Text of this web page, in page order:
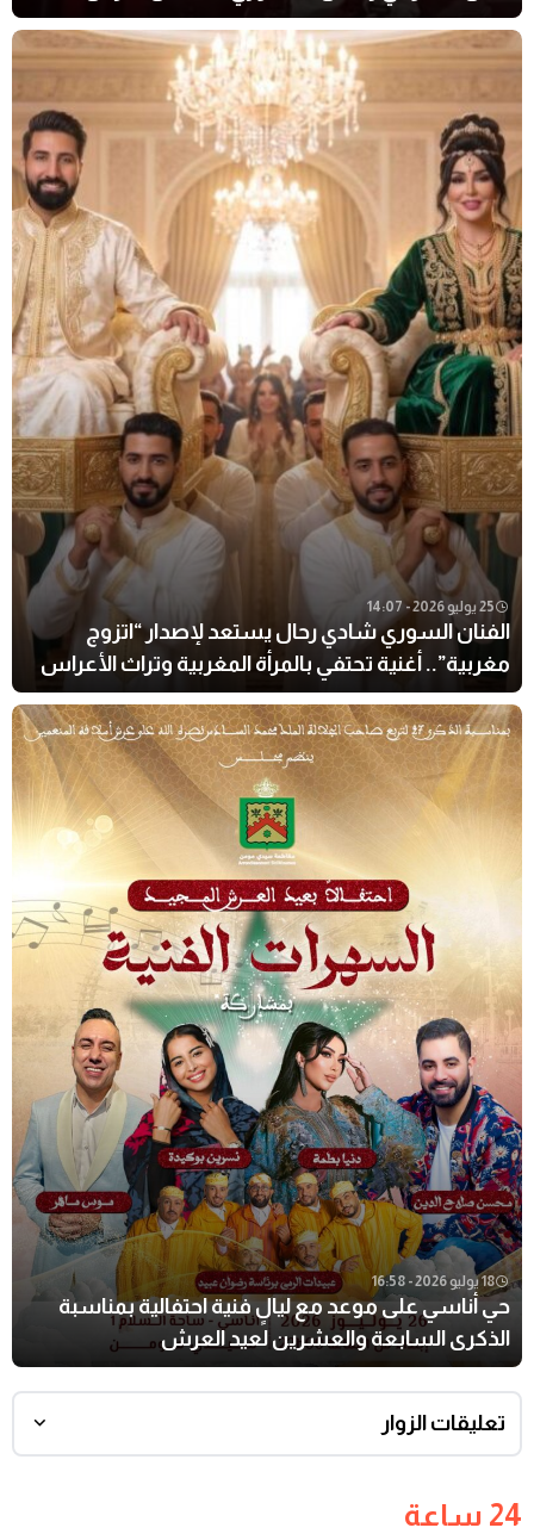
سلطان” في سهرة استثنائية
25 يوليو 2026 - 14:07
الفنان السوري شادي رحال يستعد لإصدار “اتزوج
مغربية”.. أغنية تحتفي بالمرأة المغربية وتراث الأعراس
18 يوليو 2026 - 16:58
حي أناسي على موعد مع ليالٍ فنية احتفالية بمناسبة
الذكرى السابعة والعشرين لعيد العرش
تعليقات الزوار
24 ساعة